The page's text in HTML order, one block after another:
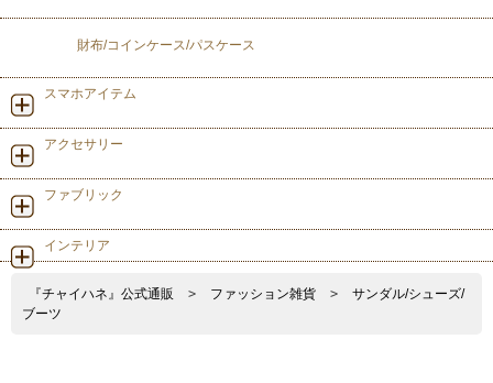
財布/コインケース/パスケース
スマホアイテム
アクセサリー
ファブリック
インテリア
『チャイハネ』公式通販 > ファッション雑貨 >
サンダル/シューズ/
ブーツ